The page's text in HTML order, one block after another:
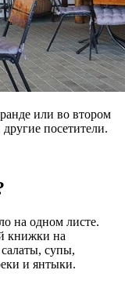
или во втором
посетители.
на одном листе.
книжки на
супы,
и янтыки.